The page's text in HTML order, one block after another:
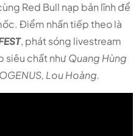
Red Bull nạp bản lĩnh để
Điểm nhấn tiếp theo là
, phát sóng livestream
siêu chất nhưQuang Hùng
Lou Hoàng.